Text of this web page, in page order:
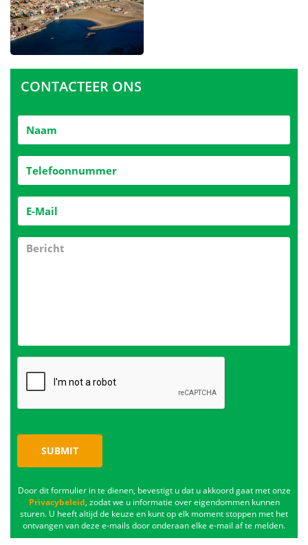
CONTACTEER ONS
SUBMIT
Door dit formulier in te dienen, bevestigt u dat u akkoord gaat met onze
Privacybeleid, zodat we u informatie over eigendommen kunnen
sturen. U heeft altijd de keuze en kunt op elk moment stoppen met het
ontvangen van deze e-mails door onderaan elke e-mail af te melden.